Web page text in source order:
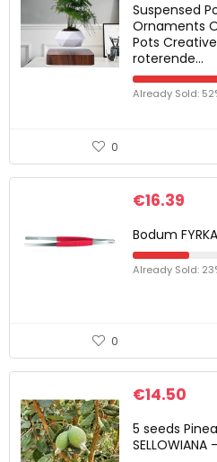
Suspensed
Ornaments
Pots
roterende…
Already Sold:
0
€16.39
Bodum
Already Sold:
0
€14.50
5 seeds